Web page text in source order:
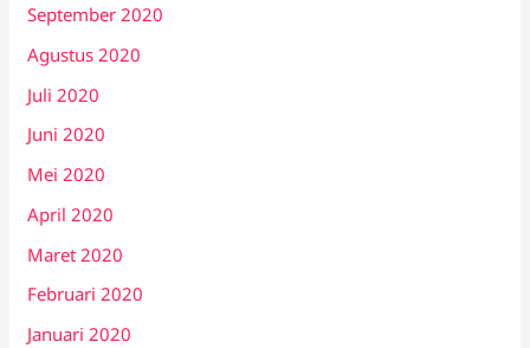
September 2020
Agustus 2020
Juli 2020
Juni 2020
Mei 2020
April 2020
Maret 2020
Februari 2020
Januari 2020